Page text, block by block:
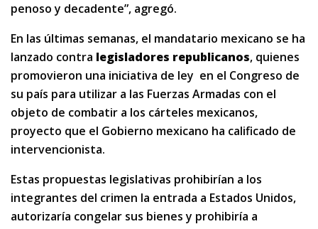
penoso y decadente”, agregó.
En las últimas semanas, el mandatario mexicano se ha
lanzado contra legisladores republicanos, quienes
promovieron una iniciativa de ley en el Congreso de
su país para utilizar a las Fuerzas Armadas con el
objeto de combatir a los cárteles mexicanos,
proyecto que el Gobierno mexicano ha calificado de
intervencionista.
Estas propuestas legislativas prohibirían a los
integrantes del crimen la entrada a Estados Unidos,
autorizaría congelar sus bienes y prohibiría a